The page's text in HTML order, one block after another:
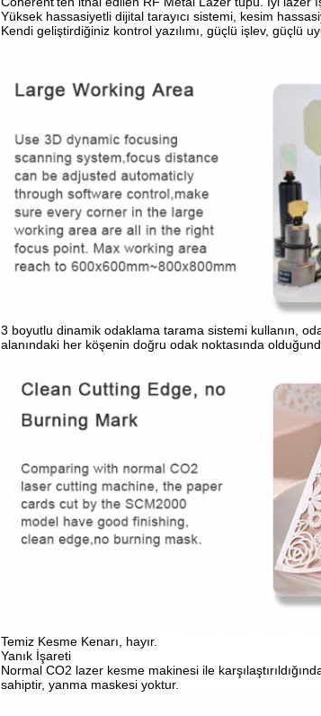
Yüksek hassasiyetli dijital tarayıcı sistemi, kesim
Kendi geliştirdiğiniz kontrol yazılımı, güçlü işlev, güçlü
3 boyutlu dinamik odaklama tarama sistemi kullanın,
alanındaki her köşenin doğru odak noktasında
Temiz Kesme Kenarı, hayır.
Yanık İşareti
Normal CO2 lazer kesme makinesi ile
sahiptir, yanma maskesi yoktur.